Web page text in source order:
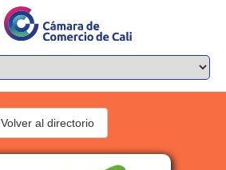
Volver al directorio